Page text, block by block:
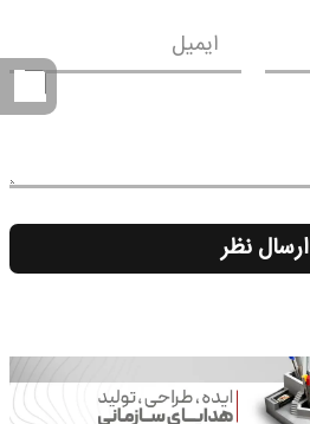
ایمیل
ارسال نظر